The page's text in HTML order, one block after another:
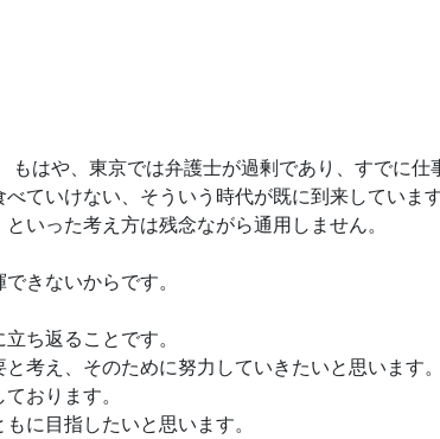
はや、東京では弁護士が過剰であり、すでに仕
ていけない、そういう時代が既に到来しています
いった考え方は残念ながら通用しません。
きないからです。
ち返ることです。
考え、そのために努力していきたいと思いま
おります。
に目指したいと思います。